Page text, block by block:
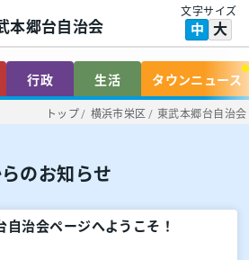
本郷台自治会
文字サイズ
中 大
行政 生活 タウンニュース
トップ / 横浜市栄区 / 東武本郷台自治会
のお知らせ
自治会ページへようこそ！